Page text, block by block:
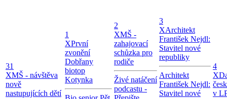
31
XMŠ - návštěva
nově
nastupujících dětí
1
XPrvní
zvonění
Dobřany
biotop
Kotynka
2
XMŠ -
zahajovací
schůzka pro
rodiče
Živé natáčení
podcastu -
3
XArchitekt
František Nejdl:
Stavitel nové
republiky
Architekt
František Nejdl:
Stavitel nové
4
X
v